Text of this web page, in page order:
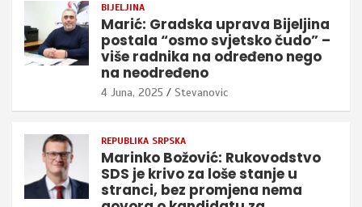
BIJELJINA
Marić: Gradska uprava Bijeljina
postala “osmo svjetsko čudo” –
više radnika na određeno nego
na neodređeno
4 Juna, 2025 Stevanovic
REPUBLIKA SRPSKA
Marinko Božović: Rukovodstvo
SDS je krivo za loše stanje u
stranci, bez promjena nema